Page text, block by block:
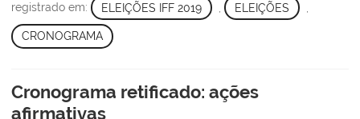
registrado em: ELEIÇÕES IFF 2019 ELEIÇÕES
CRONOGRAMA
Cronograma retificado: ações
afirmativas